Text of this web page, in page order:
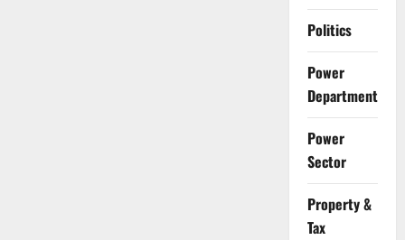
Politics
Power
Department
Power
Sector
Property &
Tax